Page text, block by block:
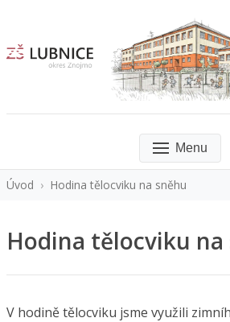
Menu
Úvod › Hodina tělocviku na sněhu
Hodina tělocviku na
V hodině tělocviku jsme využili